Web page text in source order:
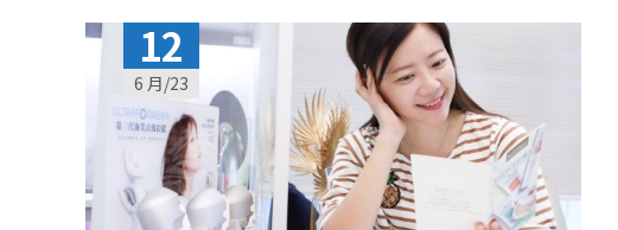
12
6 月/23